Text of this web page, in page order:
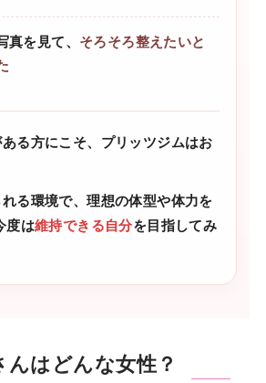
真を見て、 そろそろ整えたいと
る方にこそ、プリッツジムはお
る環境で、理想の体型や体力を
度は維持できる自分を目指してみ
んはどんな女性？